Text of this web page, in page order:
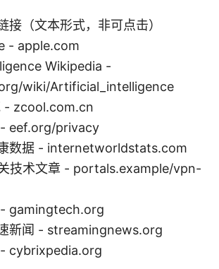
接（文本形式，非可点击）
- apple.com
Wikipedia -
wiki/Artificial_intelligence
- zcool.com.cn
- eef.org/privacy
数据 - internetworldstats.com
技术文章 - portals.example/vpn-
gamingtech.org
新闻 - streamingnews.org
- cybrixpedia.org